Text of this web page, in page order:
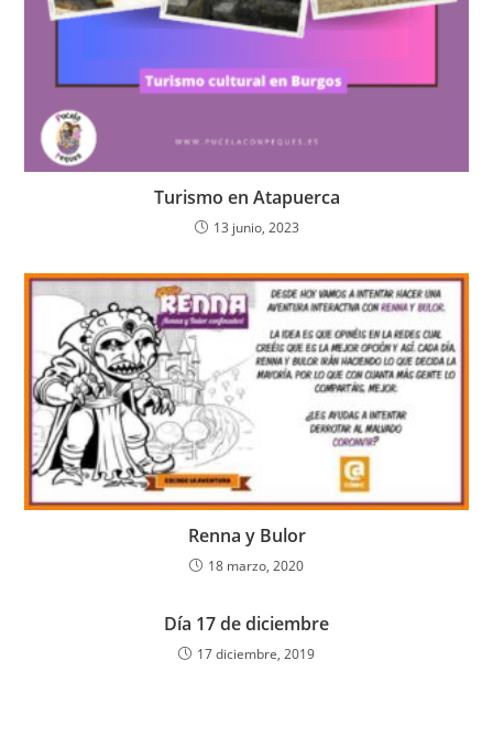
Turismo en Atapuerca
13 junio, 2023
Renna y Bulor
18 marzo, 2020
Día 17 de diciembre
17 diciembre, 2019